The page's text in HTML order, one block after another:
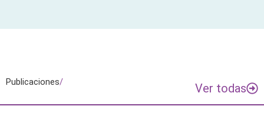
Publicaciones/ Ver todas